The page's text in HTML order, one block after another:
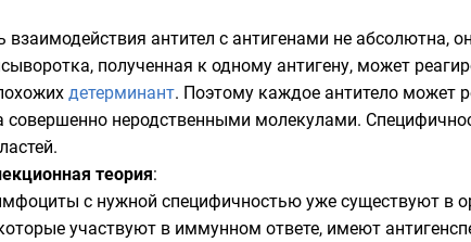
взаимодействия антител с антигенами не абсолютна,
, полученная к одному антигену, может
детерминант. Поэтому каждое антитело может
совершенно неродственными молекулами.
теория:
с нужной специфичностью уже существуют в
участвуют в иммунном ответе, имеют